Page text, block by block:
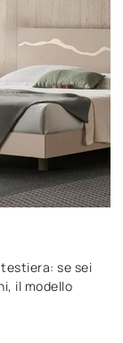
se sei
il modello